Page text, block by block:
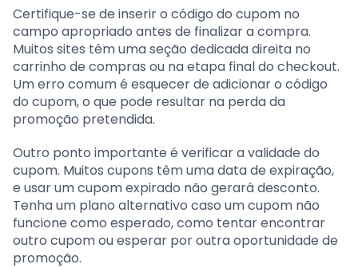
Certifique-se de inserir o código do cupom no
campo apropriado antes de finalizar a compra.
Muitos sites têm uma seção dedicada direita no
carrinho de compras ou na etapa final do checkout.
Um erro comum é esquecer de adicionar o código
do cupom, o que pode resultar na perda da
promoção pretendida.
Outro ponto importante é verificar a validade do
cupom. Muitos cupons têm uma data de expiração,
e usar um cupom expirado não gerará desconto.
Tenha um plano alternativo caso um cupom não
funcione como esperado, como tentar encontrar
outro cupom ou esperar por outra oportunidade de
promoção.